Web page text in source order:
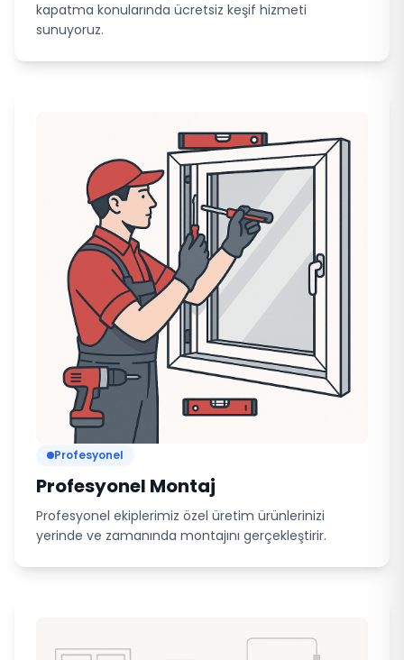
kapatma konularında ücretsiz keşif hizmeti
sunuyoruz.
Profesyonel
Profesyonel Montaj
Profesyonel ekiplerimiz özel üretim ürünlerinizi
yerinde ve zamanında montajını gerçekleştirir.